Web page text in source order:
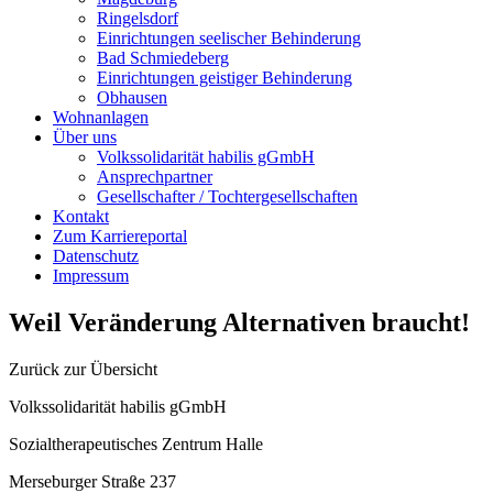
Ringelsdorf
Einrichtungen seelischer Behinderung
Bad Schmiedeberg
Einrichtungen geistiger Behinderung
Obhausen
Wohnanlagen
Über uns
Volkssolidarität habilis gGmbH
Ansprechpartner
Gesellschafter / Tochtergesellschaften
Kontakt
Zum Karriereportal
Datenschutz
Impressum
Weil Veränderung Alternativen braucht!
Zurück zur Übersicht
Volkssolidarität habilis gGmbH
Sozialtherapeutisches Zentrum Halle
Merseburger Straße 237